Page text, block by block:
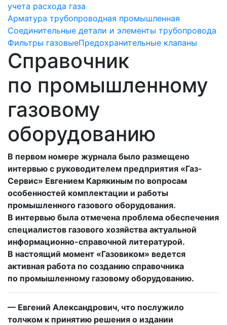
учета расхода газа
Арматура трубопроводная промышленная
Соединительные детали и элементы трубопровода
Фильтры газовыеПредохранительные клапаны
Справочник
по промышленному
газовому
оборудованию
В первом номере журнала было размещено
интервью с руководителем предприятия «Газ-
Сервис» Евгением Карякиным по вопросам
особенностей комплектации и работы
промышленного газового оборудования.
В интервью была отмечена проблема обеспечения
специалистов газового хозяйства актуальной
информационно-справочной литературой.
В настоящий момент «Газовиком» ведется
активная работа по созданию справочника
по промышленному газовому оборудованию.
— Евгений Александрович, что послужило
толчком к принятию решения о издании